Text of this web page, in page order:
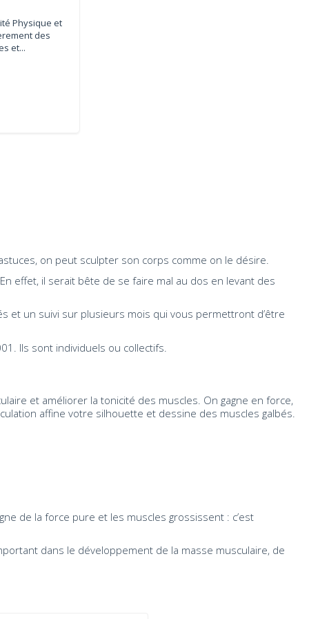
Physique et
des
et...
on peut sculpter son corps comme on le désire.
effet, il serait bête de se faire mal au dos en levant des
et un suivi sur plusieurs mois qui vous permettront d’être
Ils sont individuels ou collectifs.
et améliorer la tonicité des muscles. On gagne en force,
affine votre silhouette et dessine des muscles galbés.
de la force pure et les muscles grossissent : c’est
dans le développement de la masse musculaire, de